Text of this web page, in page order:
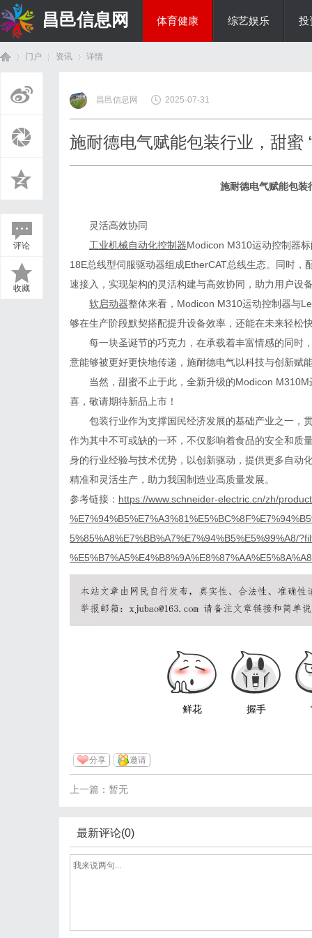
昌邑信息网 体育健康 综艺娱乐 投
门户 资讯
›
详情
评论
收藏
昌邑信息网 2025-07-31
施耐德电气赋能包装行业，甜蜜
施耐德电气赋能包装
灵活高效协同
工业机械自动化控制器Modicon M310运动控制器
18E总线型伺服驱动器组成EtherCAT总线生态。同时
速接入，实现架构的灵活构建与高效协同，助力用户设
软启动器整体来看， Modicon M310运动控制器与
够在生产阶段默契搭配提升设备效率，还能在未来轻松
每一块圣诞节的巧克力，在承载着丰富情感的同时
意能够被更好更快地传递，施耐德电气以科技与创新赋
当然，甜蜜不止于此，全新升级的Modicon M310M
喜，敬请期待新品上市！
包装行业作为支撑国民经济发展的基础产业之一，
作为其中不可或缺的一环，不仅影响着食品的安全和质
身的行业经验与技术优势，以创新驱动，提供更多自动
精准和灵活生产，助力我国制造业高质量发展。
参考链接： https://www.schneider-electric.cn/zh/
5%85%A8%E7%BB%A7%E7%94%B5%E5%99%A8/
鲜花 握手
分享 邀请
上一篇：暂无
最新评论(0)